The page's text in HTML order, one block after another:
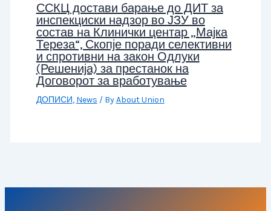
ССКЦ достави барање до ДИТ за
инспекциски надзор во ЈЗУ во
состав на Клинички центар „Мајка
Тереза“, Скопје поради селективни
и спротивни на закон Одлуки
(Решенија) за престанок на
Договорот за вработување
ДОПИСИ, News / ByAbout Union